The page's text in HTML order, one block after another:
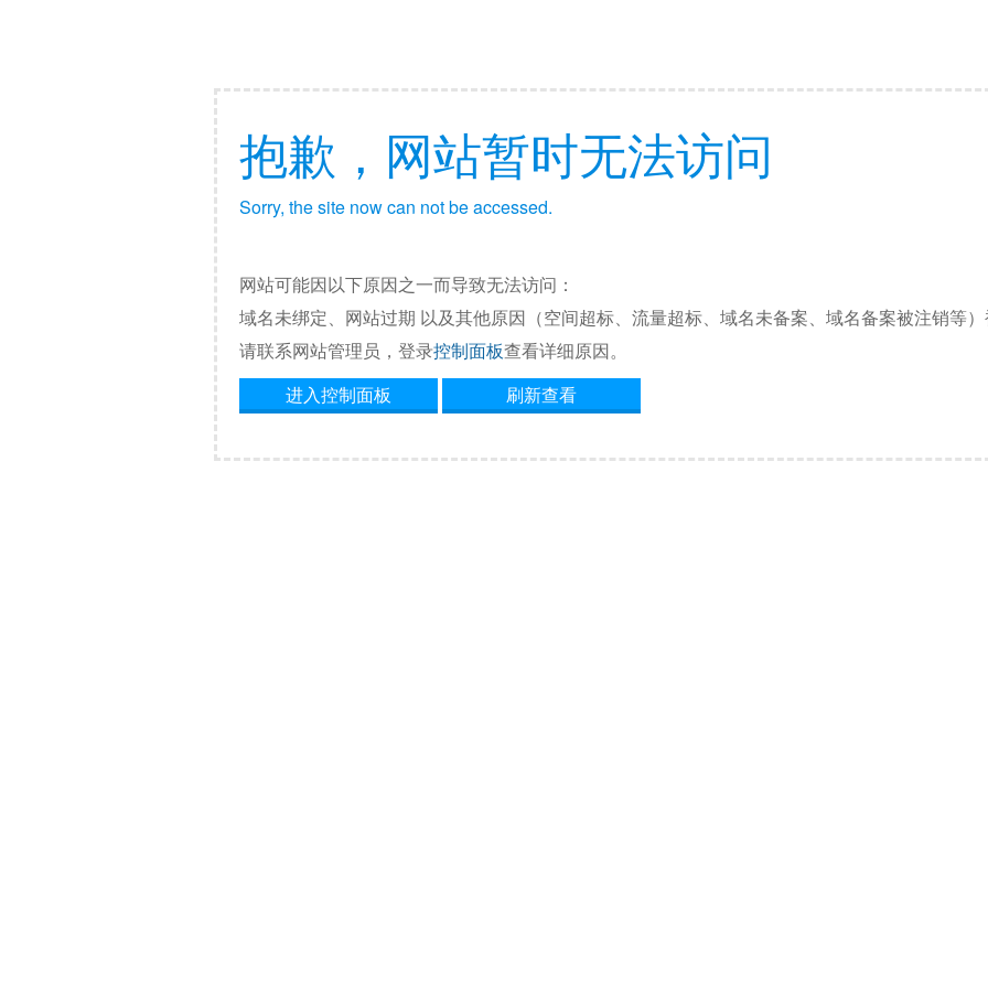
抱歉，网站暂时无法访问
Sorry, the site now can not be accessed.
网站可能因以下原因之一而导致无法访问：
域名未绑定、网站过期 以及其他原因（空间超标、流量超标、域名未备案、域名备案被注销等）
请联系网站管理员，登录控制面板查看详细原因。
进入控制面板
刷新查看